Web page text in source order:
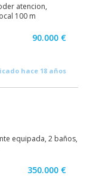
atencion,
100 m
90.000 €
hace 18 años
equipada, 2 baños,
350.000 €